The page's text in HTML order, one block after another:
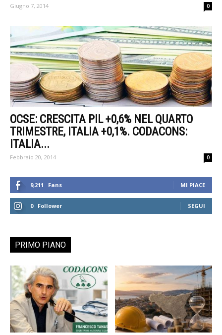
Giugno 7, 2014 0
OCSE: CRESCITA PIL +0,6% NEL QUARTO
TRIMESTRE, ITALIA +0,1%. CODACONS:
ITALIA...
Febbraio 20, 2014 0
9,211 Fans MI PIACE
0 Follower SEGUI
PRIMO PIANO